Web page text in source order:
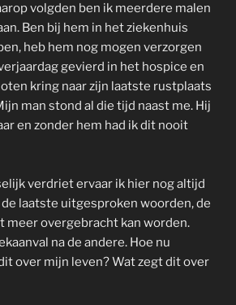
volgden ben ik meerdere malen
Ben bij hem in het ziekenhuis
heb hem nog mogen verzorgen
gevierd in het hospice en
kring naar zijn laatste rustplaats
man stond al die tijd naast me. Hij
en zonder hem had ik dit nooit
verdriet ervaar ik hier nog altijd
laatste uitgesproken woorden, de
meer overgebracht kan worden.
na de andere. Hoe nu
over mijn leven? Wat zegt dit over